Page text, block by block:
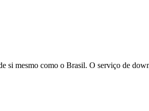
si mesmo como o Brasil. O serviço de